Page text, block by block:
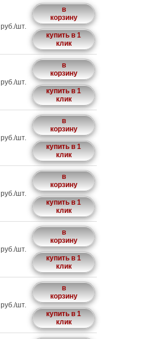
руб./шт.
в
корзину
купить в 1
клик
руб./шт.
в
корзину
купить в 1
клик
руб./шт.
в
корзину
купить в 1
клик
руб./шт.
в
корзину
купить в 1
клик
руб./шт.
в
корзину
купить в 1
клик
руб./шт.
в
корзину
купить в 1
клик